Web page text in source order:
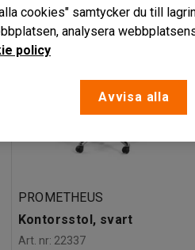
PROMETHEUS
Kontorsstol, svart
Art. nr: 22337
cookies" samtycker du till
analysera
policy
Avvisa alla